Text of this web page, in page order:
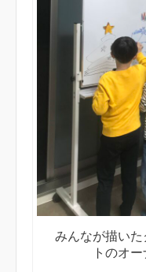
みんなが描い
トのオ